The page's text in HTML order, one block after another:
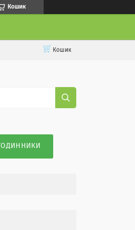
Кошик
Кошик
ГОДИННИКИ